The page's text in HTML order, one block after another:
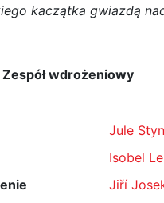
kaczątka gwiazdą
Zespół wdrożeniowy
Jule
Isobel
Jiří